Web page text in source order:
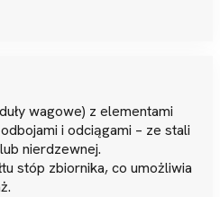
wagowe) z elementami
i odciągami – ze stali
nierdzewnej.
stóp zbiornika, co umożliwia